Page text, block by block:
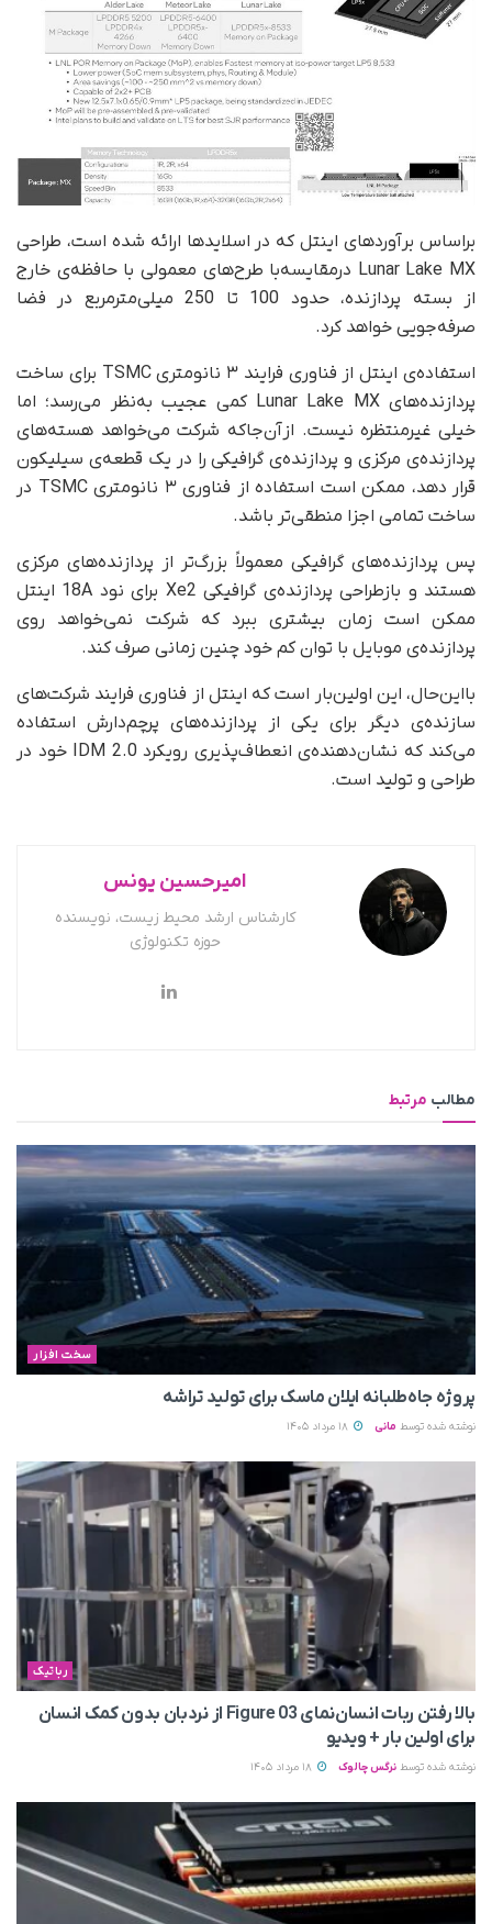
بر‌اساس برآوردهای اینتل که در اسلایدها ارائه شده است، طراحی
Lunar Lake MX در‌مقایسه‌با طرح‌های معمولی با حافظه‌ی خارج
از بسته پردازنده، حدود 100 تا 250 میلی‌مترمربع در فضا
صرفه‌جویی خواهد کرد.
استفاده‌ی اینتل از فناوری فرایند ۳ نانومتری TSMC برای ساخت
پردازنده‌های Lunar Lake MX کمی عجیب به‌نظر می‌رسد؛ اما
خیلی غیرمنتظره نیست. از‌آن‌جا‌که شرکت می‌خواهد هسته‌های
پردازنده‌ی مرکزی و پردازنده‌ی گرافیکی را در یک قطعه‌ی سیلیکون
قرار دهد، ممکن است استفاده از فناوری ۳ نانومتری TSMC در
ساخت تمامی اجزا منطقی‌تر باشد.
پس پردازنده‌های گرافیکی معمولاً بزرگ‌تر از پردازنده‌های مرکزی
هستند و بازطراحی پردازنده‌ی گرافیکی Xe2 برای نود 18A اینتل
ممکن است زمان بیشتری ببرد که شرکت نمی‌خواهد روی
پردازنده‌ی موبایل با توان کم خود چنین زمانی صرف کند.
با‌این‌حال، این اولین‌بار است که اینتل از فناوری فرایند شرکت‌های
سازنده‌ی دیگر برای یکی از پردازنده‌های پرچم‌دارش استفاده
می‌کند که نشان‌دهنده‌ی انعطاف‌پذیری رویکرد IDM 2.0 خود در
طراحی و تولید است.
امیرحسین یونس
کارشناس ارشد محیط زیست، نویسنده
حوزه تکنولوژی
مطالب مرتبط
سخت افزار
پروژه جاه‌طلبانه ایلان ماسک برای تولید تراشه
نوشته شده توسط مانی
رباتیک
بالا رفتن ربات انسان‌نمای Figure 03 از نردبان بدون کمک انسان
برای اولین بار + ویدیو
نوشته شده توسط نرگس چالوک